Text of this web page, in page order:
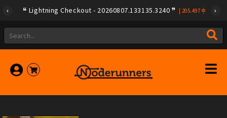
Lightning Checkout - 20260807.133135.3240 205.497